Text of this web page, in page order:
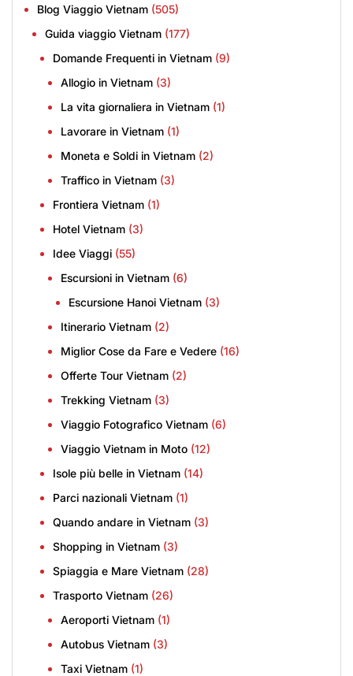
Blog Viaggio Vietnam (505)
Guida viaggio Vietnam (177)
Domande Frequenti in Vietnam (9)
Allogio in Vietnam (3)
La vita giornaliera in Vietnam (1)
Lavorare in Vietnam (1)
Moneta e Soldi in Vietnam (2)
Traffico in Vietnam (3)
Frontiera Vietnam (1)
Hotel Vietnam (3)
Idee Viaggi (55)
Escursioni in Vietnam (6)
Escursione Hanoi Vietnam (3)
Itinerario Vietnam (2)
Miglior Cose da Fare e Vedere (16)
Offerte Tour Vietnam (2)
Trekking Vietnam (3)
Viaggio Fotografico Vietnam (6)
Viaggio Vietnam in Moto (12)
Isole più belle in Vietnam (14)
Parci nazionali Vietnam (1)
Quando andare in Vietnam (3)
Shopping in Vietnam (3)
Spiaggia e Mare Vietnam (28)
Trasporto Vietnam (26)
Aeroporti Vietnam (1)
Autobus Vietnam (3)
Taxi Vietnam (1)